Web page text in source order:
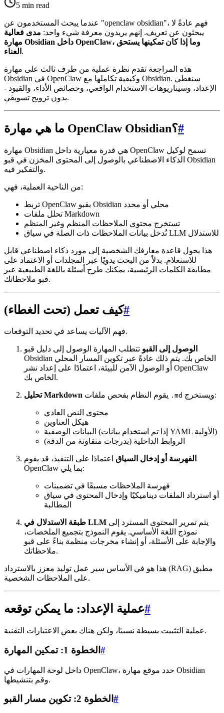
5 min read
عندما يبحث المستخدمون عن "openclaw obsidian"، فهم عادةً لا
يبحثون عن تعريف. إنهم يريدون معرفة شيء واحد: مدى فعالية
مهارة Obsidian داخل OpenClaw، وما إذا كان تمكينها يستحق
العناء .
هذه المراجعة تقدم نظرة عملية من طرف ثالث على مهارة
Obsidian في OpenClaw وكيفية تكاملها مع Obsidian. سنغطي
الإعداد، وسيناريوهات الاستخدام الواقعي، وخصائص الأداء، والقيود -
بدون ترويج تسويقي.
ما هي مهارة OpenClaw Obsidian؟#
مهارة Obsidian هي قدرة معيارية داخل OpenClaw تسمح لوكيل
الذكاء الاصطناعي بالوصول إلى المحتوى المخزن في قبو Obsidian
والتفكير فيه.
من الناحية العملية، فهي:
تربط OpenClaw بقبو Obsidian محلي أو محدد
تحلل ملفات Markdown
تستخرج محتوى الملاحظات المنظم وغير المنظم
تُدخل بيانات الملاحظات ذات الصلة في سياق LLM للاستدلال
هذا يحول قاعدة معارفك الشخصية إلى مورد ذكاء اصطناعي قابل
للاستعلام. بدلاً من البحث يدويًا عبر المجلدات أو الاعتماد على
مطابقة الكلمات الرئيسية، يمكنك طرح أسئلة باللغة الطبيعية عبر
قبو ملاحظاتك.
كيف تعمل (تحت الغطاء)#
فهم الآليات يساعد في تحديد التوقعات.
الوصول إلى القبو تتطلب المهارة الوصول إلى دليل قبو
Obsidian الخاص بك. يتم ذلك عادةً عبر تكوين المسار المحلي
أو الوصول الآمن للبيئة، اعتمادًا على إعداد نشر OpenClaw
الخاص بك.
تحليل Markdown .md ويستخرج:
محتوى النص العادي
هيكل العناوين
البيانات الوصفية (إذا تم استخدام بيانات YAML الأولية)
الروابط الداخلية (بدرجات متفاوتة من الدقة)
الفهرسة أو إدخال السياق اعتمادًا على التنفيذ، قد يقوم
OpenClaw بما يلي:
فهرسة الملاحظات مسبقًا في تضمينات
أو استرداد الملفات ديناميكيًا وإدخال المحتوى في سياق
المطالبة
طبقة الاستدلال في LLM
نموذج اللغة الأساسي. يقوم النموذج بتجميع الملخصات،
والإجابة على الأسئلة، أو إنشاء مخرجات منظمة بناءً على قبو
ملاحظاتك.
هذا هو في الأساس سير عمل توليد معزز بالاسترداد (RAG) مطبق
على الملاحظات الشخصية.
عملية الإعداد: ما يمكن توقعه#
عملية التثبيت بسيطة نسبيًا، ولكن هناك بعض الاعتبارات التقنية.
الخطوة 1: تمكين المهارة #
داخل لوحة المهارات في OpenClaw، حدد موقع مهارة Obsidian
وقم بتنشيطها.
الخطوة 2: تكوين مسار القبو #